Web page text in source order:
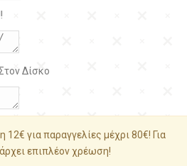
Δίσκο
για παραγγελίες μέχρι 80€! Για
επιπλέον χρέωση!